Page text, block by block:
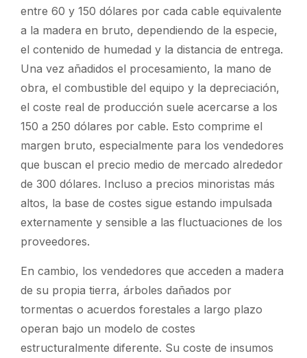
entre 60 y 150 dólares por cada cable equivalente
a la madera en bruto, dependiendo de la especie,
el contenido de humedad y la distancia de entrega.
Una vez añadidos el procesamiento, la mano de
obra, el combustible del equipo y la depreciación,
el coste real de producción suele acercarse a los
150 a 250 dólares por cable. Esto comprime el
margen bruto, especialmente para los vendedores
que buscan el precio medio de mercado alrededor
de 300 dólares. Incluso a precios minoristas más
altos, la base de costes sigue estando impulsada
externamente y sensible a las fluctuaciones de los
proveedores.
En cambio, los vendedores que acceden a madera
de su propia tierra, árboles dañados por
tormentas o acuerdos forestales a largo plazo
operan bajo un modelo de costes
estructuralmente diferente. Su coste de insumos